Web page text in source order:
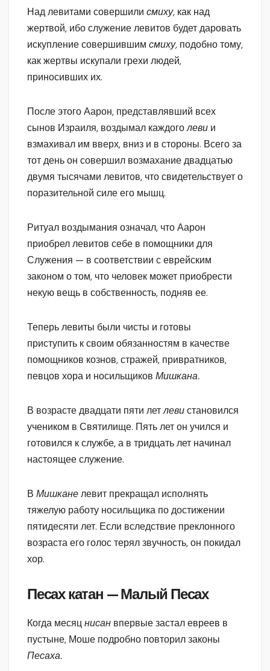
Над левитами совершили смиху, как над
жертвой, ибо служение левитов будет даровать
искупление совершившим смиху, подобно тому,
как жертвы искупали грехи людей,
приносивших их.
После этого Аарон, представлявший всех
сынов Израиля, воздымал каждоголеви и
взмахивал им вверх, вниз и в стороны. Всего за
тот день он совершил возмахание двадцатью
двумя тысячами левитов, что свидетельствует о
поразительной силе его мышц.
Ритуал воздымания означал, что Аарон
приобрел левитов себе в помощники для
Служения — в соответствии с еврейским
законом о том, что человек может приобрести
некую вещь в собственность, подняв ее.
Теперь левиты были чисты и готовы
приступить к своим обязанностям в качестве
помощников кознов, стражей, привратников,
певцов хора и носильщиков Мишкана.
В возрасте двадцати пяти летлевистановился
учеником в Святилище. Пять лет он учился и
готовился к службе, а в тридцать лет начинал
настоящее служение.
В Мишканелевит прекращал исполнять
тяжелую работу носильщика по достижении
пятидесяти лет. Если вследствие преклонного
возраста его голос терял звучность, он покидал
хор.
Песах катан — Малый Песах
Когда месяцнисан впервые застал евреев в
пустыне, Моше подробно повторил законы
Песаха.